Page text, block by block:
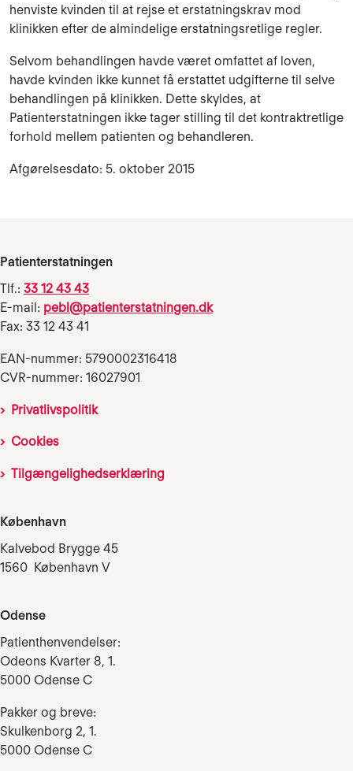
henviste kvinden til at rejse et erstatningskrav mod
klinikken efter de almindelige erstatningsretlige regler.
Selvom behandlingen havde været omfattet af loven,
havde kvinden ikke kunnet få erstattet udgifterne til selve
behandlingen på klinikken. Dette skyldes, at
Patienterstatningen ikke tager stilling til det kontraktretlige
forhold mellem patienten og behandleren.
Afgørelsesdato: 5. oktober 2015
Patienterstatningen
Tlf.: 33 12 43 43
E-mail: pebl@patienterstatningen.dk
Fax: 33 12 43 41
EAN-nummer: 5790002316418
CVR-nummer: 16027901
Privatlivspolitik
Cookies
Tilgængelighedserklæring
København
Kalvebod Brygge 45
1560 København V
Odense
Patienthenvendelser:
Odeons Kvarter 8, 1.
5000 Odense C
Pakker og breve:
Skulkenborg 2, 1.
5000 Odense C